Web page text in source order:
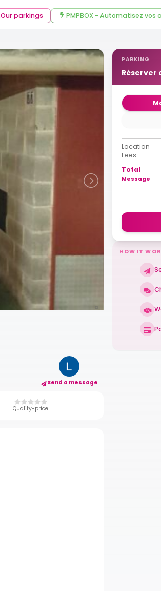
Our parkings PMPBOX - Automatisez vos
Send a message
Quality-price
PARKING
Réserver
Location
Fees
Total
Message
HOW IT